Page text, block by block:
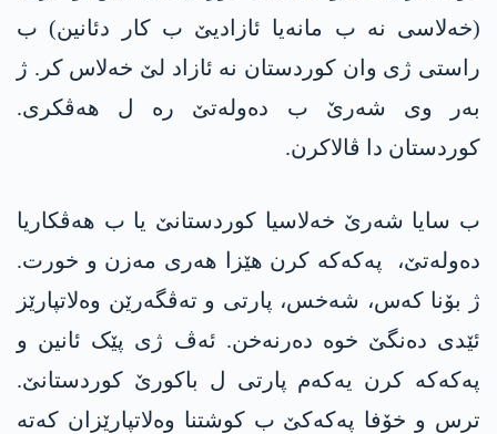
(خەلاسی نە ب مانەیا ئازادیێ ب کار دئانین) ب
راستی ژی وان کوردستان نە ئازاد لێ خەلاس کر. ژ
بەر وی شەرێ ب دەولەتێ رە ل ھەڤکری.
کوردستان دا ڤالاکرن.
ب سایا شەرێ خەلاسیا کوردستانێ یا ب ھەڤکاریا
دەولەتێ، پەکەکە کرن ھێزا ھەری مەزن و خورت.
ژ بۆنا کەس، شەخس، پارتی و تەڤگەرێن وەلاتپارێز
ئێدی دەنگێ خوە دەرنەخن. ئەڤ ژی پێک ئانین و
پەکەکە کرن یەکەم پارتی ل باکورێ کوردستانێ.
ترس و خۆفا پەکەکێ ب کوشتنا وەلاتپارێزان کەتە